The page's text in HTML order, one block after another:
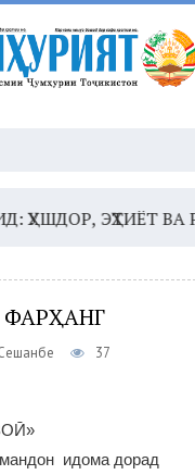
ЭҲТИЁТ ВА
37
идома дорад